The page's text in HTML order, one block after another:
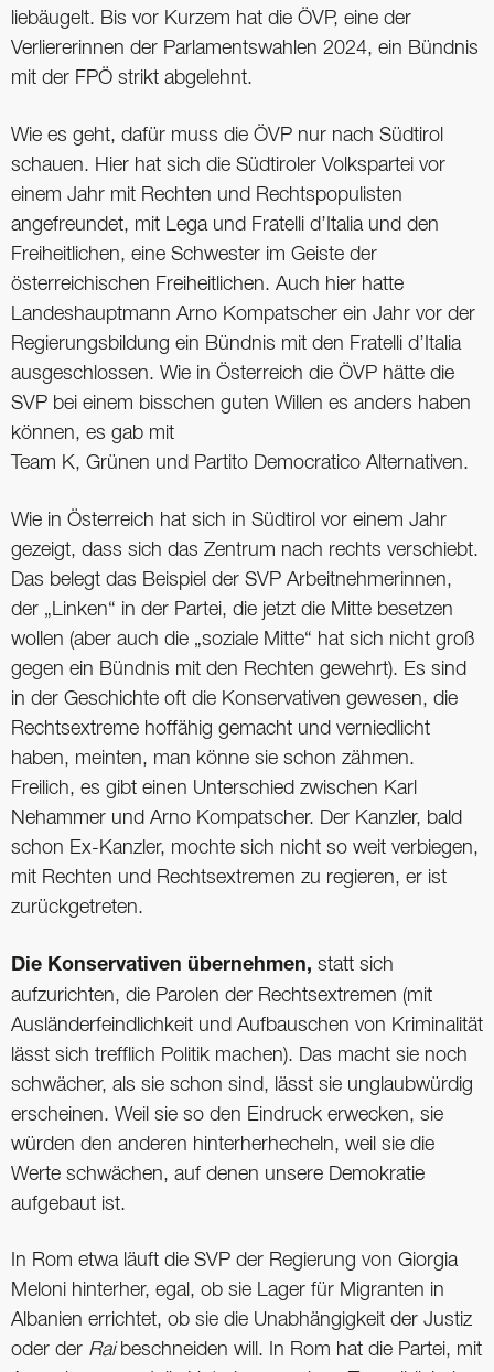
liebäugelt. Bis vor Kurzem hat die ÖVP, eine der
Verliererinnen der Parlamentswahlen 2024, ein Bündnis
mit der FPÖ strikt abgelehnt.
Wie es geht, dafür muss die ÖVP nur nach Südtirol
schauen. Hier hat sich die Südtiroler Volkspartei vor
einem Jahr mit Rechten und Rechtspopulisten
angefreundet, mit Lega und Fratelli d’Italia und den
Freiheitlichen, eine Schwester im Geiste der
österreichischen Freiheitlichen. Auch hier hatte
Landeshauptmann Arno Kompatscher ein Jahr vor der
Regierungsbildung ein Bündnis mit den Fratelli d’Italia
ausgeschlossen. Wie in Österreich die ÖVP hätte die
SVP bei einem bisschen guten Willen es anders haben
können, es gab mit
Team K, Grünen und Partito Democratico Alternativen.
Wie in Österreich hat sich in Südtirol vor einem Jahr
gezeigt, dass sich das Zentrum nach rechts verschiebt.
Das belegt das Beispiel der SVP Arbeitnehmerinnen,
der „Linken“ in der Partei, die jetzt die Mitte besetzen
wollen (aber auch die „soziale Mitte“ hat sich nicht groß
gegen ein Bündnis mit den Rechten gewehrt). Es sind
in der Geschichte oft die Konservativen gewesen, die
Rechtsextreme hoffähig gemacht und verniedlicht
haben, meinten, man könne sie schon zähmen.
Freilich, es gibt einen Unterschied zwischen Karl
Nehammer und Arno Kompatscher. Der Kanzler, bald
schon Ex-Kanzler, mochte sich nicht so weit verbiegen,
mit Rechten und Rechtsextremen zu regieren, er ist
zurückgetreten.
Die Konservativen übernehmen, statt sich
aufzurichten, die Parolen der Rechtsextremen (mit
Ausländerfeindlichkeit und Aufbauschen von Kriminalität
lässt sich trefflich Politik machen). Das macht sie noch
schwächer, als sie schon sind, lässt sie unglaubwürdig
erscheinen. Weil sie so den Eindruck erwecken, sie
würden den anderen hinterherhecheln, weil sie die
Werte schwächen, auf denen unsere Demokratie
aufgebaut ist.
In Rom etwa läuft die SVP der Regierung von Giorgia
Meloni hinterher, egal, ob sie Lager für Migranten in
Albanien errichtet, ob sie die Unabhängigkeit der Justiz
oder der Raibeschneiden will. In Rom hat die Partei, mit